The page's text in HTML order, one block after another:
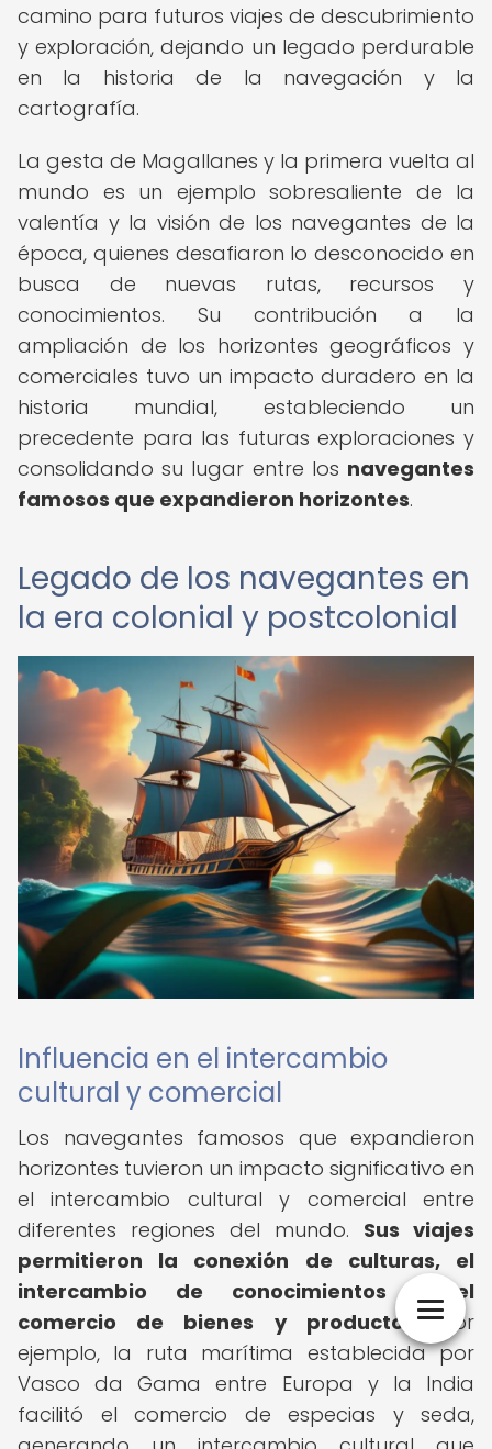
camino para futuros viajes de descubrimiento
y exploración, dejando un legado perdurable
en la historia de la navegación y la
cartografía.
La gesta de Magallanes y la primera vuelta al
mundo es un ejemplo sobresaliente de la
valentía y la visión de los navegantes de la
época, quienes desafiaron lo desconocido en
busca de nuevas rutas, recursos y
conocimientos. Su contribución a la
ampliación de los horizontes geográficos y
comerciales tuvo un impacto duradero en la
historia mundial, estableciendo un
precedente para las futuras exploraciones y
consolidando su lugar entre los navegantes
famosos que expandieron horizontes.
Legado de los navegantes en
la era colonial y postcolonial
Influencia en el intercambio
cultural y comercial
Los navegantes famosos que expandieron
horizontes tuvieron un impacto significativo en
el intercambio cultural y comercial entre
diferentes regiones del mundo. Sus viajes
permitieron la conexión de culturas, el
intercambio de conocimientos y el
comercio de bienes y productos.Por
ejemplo, la ruta marítima establecida por
Vasco da Gama entre Europa y la India
facilitó el comercio de especias y seda,